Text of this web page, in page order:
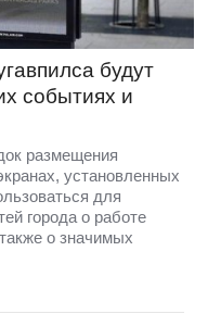
будут
событиях и
размещения
установленных
для
города о работе
о значимых